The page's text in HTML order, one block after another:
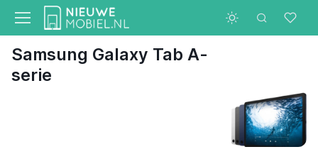
Samsung Galaxy Tab A-
serie